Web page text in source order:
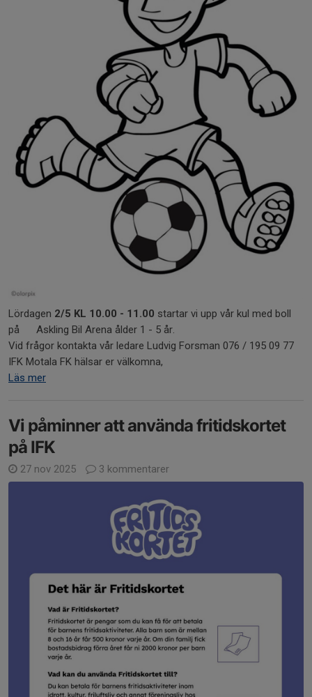
Lördagen 2/5 KL 10.00 - 11.00 startar vi upp vår kul med boll
på Askling Bil Arena ålder 1 - 5 år.
Vid frågor kontakta vår ledare Ludvig Forsman 076 / 195 09 77
IFK Motala FK hälsar er välkomna,
Läs mer
Vi påminner att använda fritidskortet
på IFK
27 nov 2025 3 kommentarer